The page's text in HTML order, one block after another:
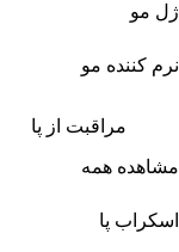
ژل مو
نرم کننده مو
مراقبت از پا
مشاهده همه
اسکراب پا